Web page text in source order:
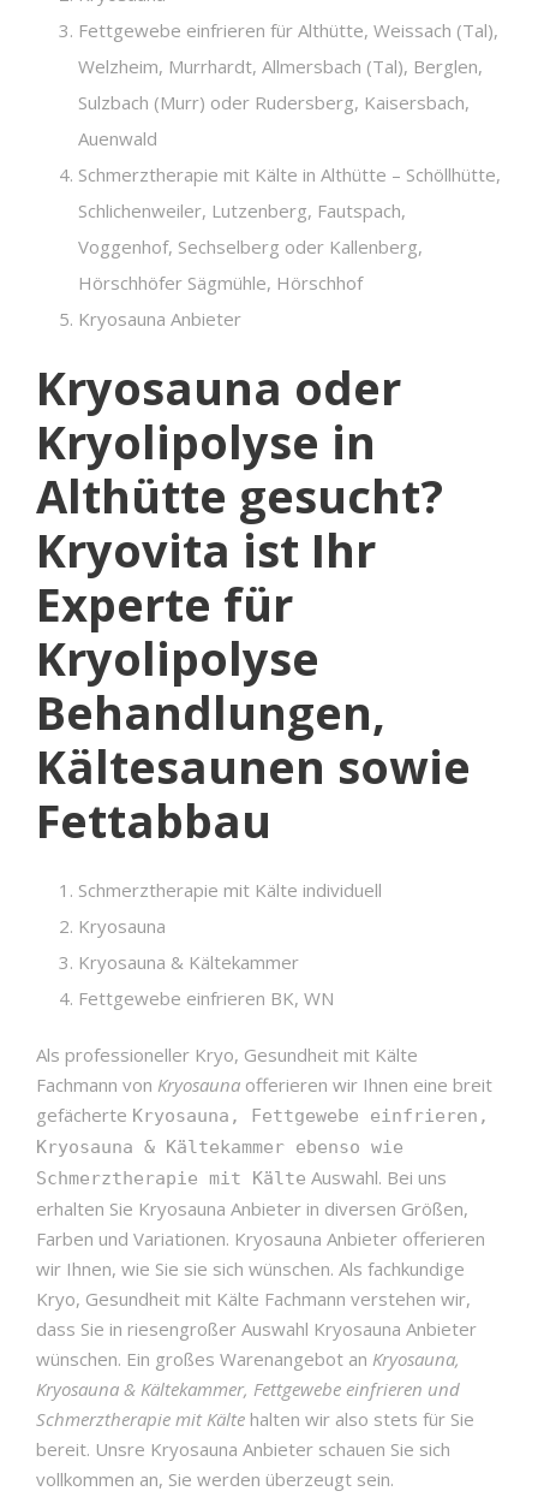
Fettgewebe einfrieren für Althütte, Weissach (Tal),
Welzheim, Murrhardt, Allmersbach (Tal), Berglen,
Sulzbach (Murr) oder Rudersberg, Kaisersbach,
Auenwald
Schmerztherapie mit Kälte in Althütte – Schöllhütte,
Schlichenweiler, Lutzenberg, Fautspach,
Voggenhof, Sechselberg oder Kallenberg,
Hörschhöfer Sägmühle, Hörschhof
Kryosauna Anbieter
Kryosauna oder
Kryolipolyse in
Althütte gesucht?
Kryovita ist Ihr
Experte für
Kryolipolyse
Behandlungen,
Kältesaunen sowie
Fettabbau
Schmerztherapie mit Kälte individuell
Kryosauna
Kryosauna & Kältekammer
Fettgewebe einfrieren BK, WN
Als professioneller Kryo, Gesundheit mit Kälte
Fachmann von Kryosauna offerieren wir Ihnen eine breit
gefächerte Kryosauna, Fettgewebe einfrieren,
Kryosauna & Kältekammer ebenso wie
Schmerztherapie mit Kälte Auswahl. Bei uns
erhalten Sie Kryosauna Anbieter in diversen Größen,
Farben und Variationen. Kryosauna Anbieter offerieren
wir Ihnen, wie Sie sie sich wünschen. Als fachkundige
Kryo, Gesundheit mit Kälte Fachmann verstehen wir,
dass Sie in riesengroßer Auswahl Kryosauna Anbieter
wünschen. Ein großes Warenangebot an Kryosauna,
Kryosauna & Kältekammer, Fettgewebe einfrieren und
Schmerztherapie mit Kälte halten wir also stets für Sie
bereit. Unsre Kryosauna Anbieter schauen Sie sich
vollkommen an, Sie werden überzeugt sein.